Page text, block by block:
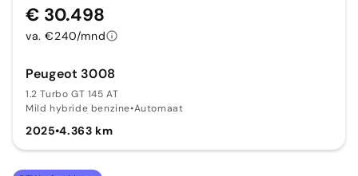
Peugeot 3008
1.2 Turbo GT 145 AT
Mild hybride benzine•Automaat
2025•4.363 km
€ 30.498
va. €240/mnd